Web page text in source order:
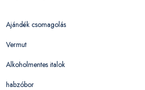
Ajándék csomagolás
Vermut
Alkoholmentes italok
habzóbor